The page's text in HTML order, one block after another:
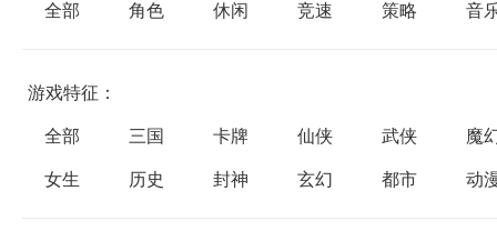
全部 角色 休闲 竞速 策略 音
游戏特征：
全部 三国 卡牌 仙侠 武侠 魔
女生 历史 封神 玄幻 都市 动